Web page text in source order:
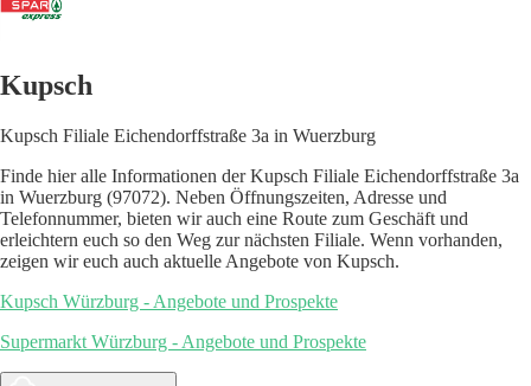
Kupsch
Kupsch Filiale Eichendorffstraße 3a in Wuerzburg
Finde hier alle Informationen der Kupsch Filiale Eichendorffstraße 3a
in Wuerzburg (97072). Neben Öffnungszeiten, Adresse und
Telefonnummer, bieten wir auch eine Route zum Geschäft und
erleichtern euch so den Weg zur nächsten Filiale. Wenn vorhanden,
zeigen wir euch auch aktuelle Angebote von Kupsch.
Kupsch Würzburg - Angebote und Prospekte
Supermarkt Würzburg - Angebote und Prospekte